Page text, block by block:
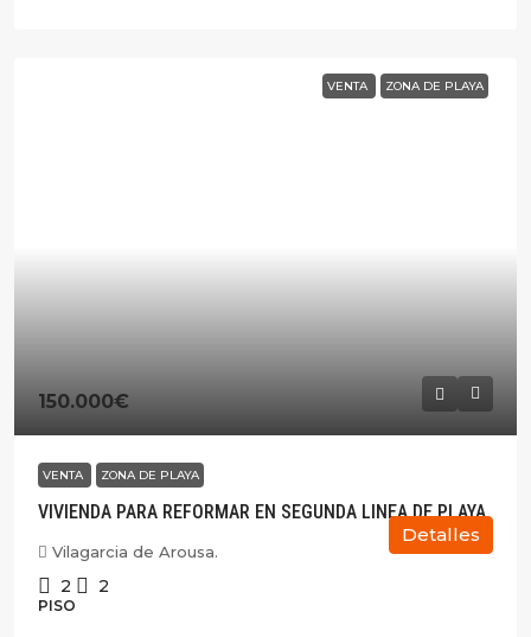
VENTA ZONA DE PLAYA
150.000€
VENTA ZONA DE PLAYA
VIVIENDA PARA REFORMAR EN SEGUNDA LINEA DE PLAYA
Vilagarcia de Arousa.
2 2
PISO
Detalles